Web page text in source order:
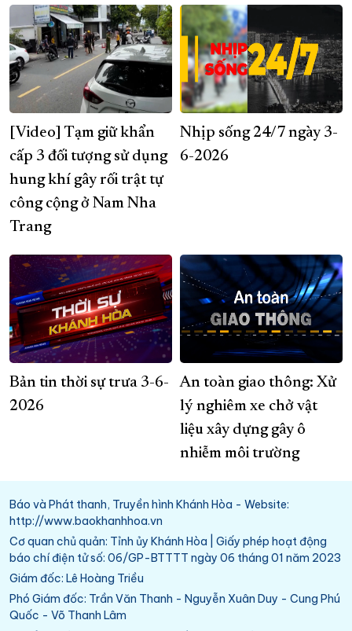
[Video] Tạm giữ khẩn
cấp 3 đối tượng sử dụng
hung khí gây rối trật tự
công cộng ở Nam Nha
Trang
Nhịp sống 24/7 ngày 3-
6-2026
Bản tin thời sự trưa 3-6-
2026
An toàn giao thông: Xử
lý nghiêm xe chở vật
liệu xây dựng gây ô
nhiễm môi trường
Báo và Phát thanh, Truyền hình Khánh Hòa - Website:
http://www.baokhanhhoa.vn
Cơ quan chủ quản: Tỉnh ủy Khánh Hòa | Giấy phép hoạt động
báo chí điện tử số: 06/GP-BTTTT ngày 06 tháng 01 năm 2023
Giám đốc: Lê Hoàng Triều
Phó Giám đốc: Trần Văn Thanh - Nguyễn Xuân Duy - Cung Phú
Quốc - Võ Thanh Lâm